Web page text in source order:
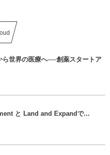
ら世界の医療へ──創薬スタートア
と Land and Expandで...